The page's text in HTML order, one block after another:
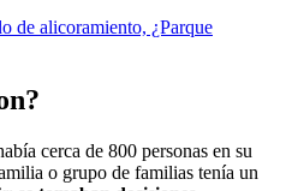
de alicoramiento, ¿Parque
cerca de 800 personas en su
o grupo de familias tenía un